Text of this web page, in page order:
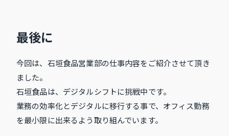
最後に
今回は、石垣食品営業部の仕事内容をご紹介させて頂き
ました。
石垣食品は、デジタルシフトに挑戦中です。
業務の効率化とデジタルに移行する事で、オフィス勤務
を最小限に出来るよう取り組んでいます。